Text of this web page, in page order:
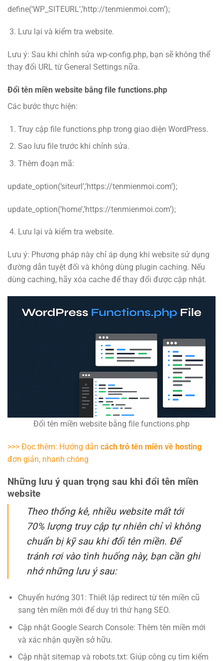
define(‘WP_SITEURL’,’http://tenmienmoi.com’);
Lưu lại và kiểm tra website.
Lưu ý: Sau khi chỉnh sửa wp-config.php, bạn sẽ không thể
thay đổi URL từ General Settings nữa.
Đổi tên miền website bằng file functions.php
Các bước thực hiện:
Truy cập file functions.php trong giao diện WordPress.
Sao lưu file trước khi chỉnh sửa.
Thêm đoạn mã:
update_option(‘siteurl’,’https://tenmienmoi.com’);
update_option(‘home’,’https://tenmienmoi.com’);
Lưu lại và kiểm tra website.
Lưu ý: Phương pháp này chỉ áp dụng khi website sử dụng
đường dẫn tuyệt đối và không dùng plugin caching. Nếu
dùng caching, hãy xóa cache để thay đổi được cập nhật.
Đổi tên miền website bằng file functions.php
>>> Đọc thêm: Hướng dẫn cách trỏ tên miền về hosting
đơn giản, nhanh chóng
Những lưu ý quan trọng sau khi đổi tên miền
website
Theo thống kê, nhiều website mất tới
70% lượng truy cập tự nhiên chỉ vì không
chuẩn bị kỹ sau khi đổi tên miền. Để
tránh rơi vào tình huống này, bạn cần ghi
nhớ những lưu ý sau:
Chuyển hướng 301: Thiết lập redirect từ tên miền cũ
sang tên miền mới để duy trì thứ hạng SEO.
Cập nhật Google Search Console: Thêm tên miền mới
và xác nhận quyền sở hữu.
Cập nhật sitemap và robots.txt: Giúp công cụ tìm kiếm